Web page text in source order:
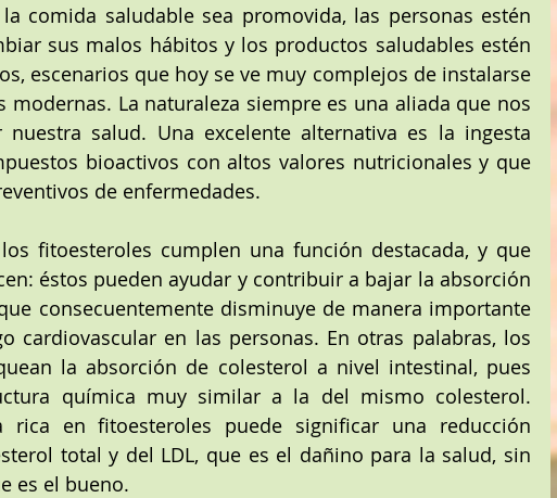
comida saludable sea promovida, las personas estén
sus malos hábitos y los productos saludables estén
escenarios que hoy se ve muy complejos de instalarse
modernas. La naturaleza siempre es una aliada que nos
salud. Una excelente alternativa es la ingesta
bioactivos con altos valores nutricionales y que
de enfermedades.
fitoesteroles cumplen una función destacada, y que
éstos pueden ayudar y contribuir a bajar la absorción
consecuentemente disminuye de manera importante
cardiovascular en las personas. En otras palabras, los
la absorción de colesterol a nivel intestinal, pues
química muy similar a la del mismo colesterol.
rica en fitoesteroles puede significar una reducción
total y del LDL, que es el dañino para la salud, sin
es el bueno.